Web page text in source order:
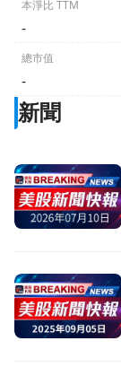
本淨比 TTM
-
總市值
-
新聞